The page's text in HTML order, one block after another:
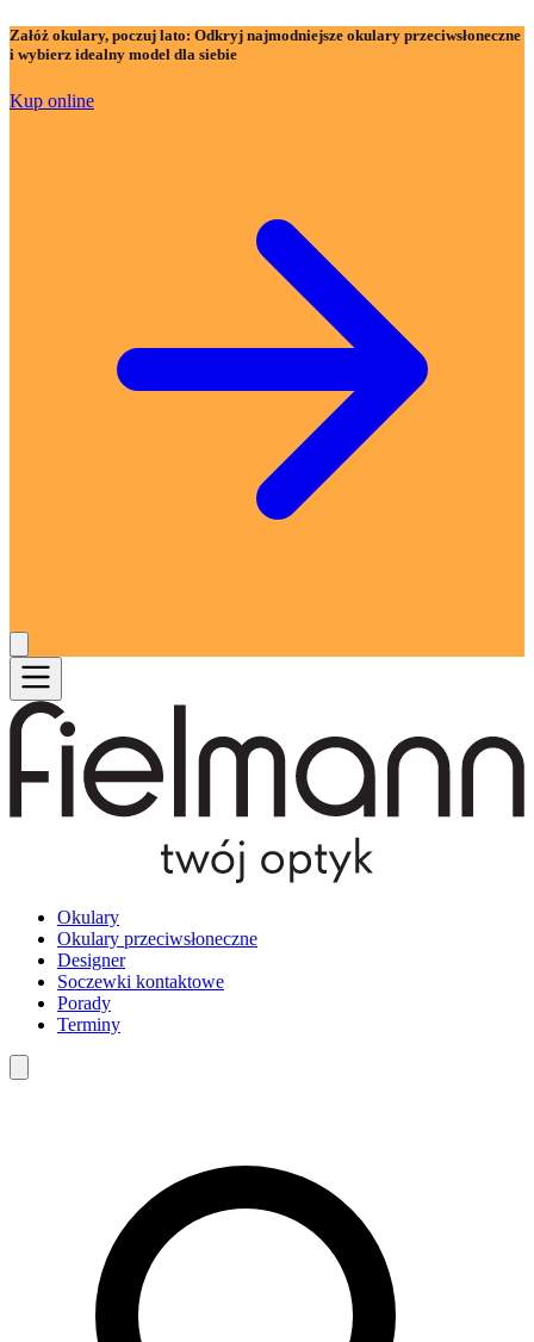
Załóż okulary, poczuj lato: Odkryj najmodniejsze okulary przeciwsłoneczne
i wybierz idealny model dla siebie
Kup online
Okulary
Okulary przeciwsłoneczne
Designer
Soczewki kontaktowe
Porady
Terminy